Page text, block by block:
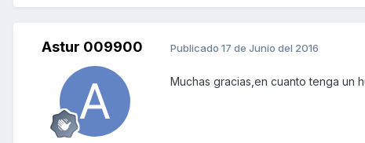
Astur 009900 Publicado 17 de Junio del 2016
Muchas gracias,en cuanto tenga un